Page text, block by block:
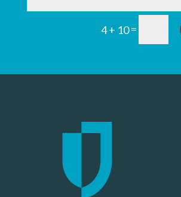
4 + 10=